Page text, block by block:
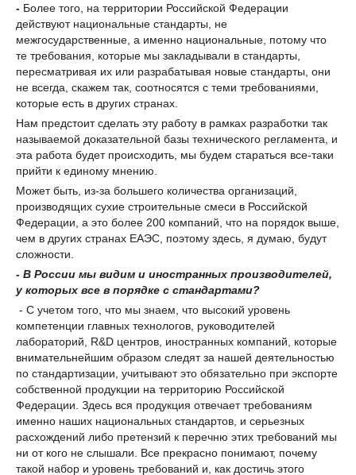
- Более того, на территории Российской Федерации
действуют национальные стандарты, не
межгосударственные, а именно национальные, потому что
те требования, которые мы закладывали в стандарты,
пересматривая их или разрабатывая новые стандарты, они
не всегда, скажем так, соотносятся с теми требованиями,
которые есть в других странах.
Нам предстоит сделать эту работу в рамках разработки так
называемой доказательной базы технического регламента, и
эта работа будет происходить, мы будем стараться все-таки
прийти к единому мнению.
Может быть, из-за большего количества организаций,
производящих сухие строительные смеси в Российской
Федерации, а это более 200 компаний, что на порядок выше,
чем в других странах ЕАЭС, поэтому здесь, я думаю, будут
сложности.
- В России мы видим и иностранных производителей,
у которых все в порядке с стандартами?
- С учетом того, что мы знаем, что высокий уровень
компетенции главных технологов, руководителей
лабораторий, R&D центров, иностранных компаний, которые
внимательнейшим образом следят за нашей деятельностью
по стандартизации, учитывают это обязательно при экспорте
собственной продукции на территорию Российской
Федерации. Здесь вся продукция отвечает требованиям
именно наших национальных стандартов, и серьезных
расхождений либо претензий к перечню этих требований мы
ни от кого не слышали. Все прекрасно понимают, почему
такой набор и уровень требований и, как достичь этого